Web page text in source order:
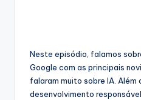
Neste episódio, falamos
Google com as principais
falaram muito sobre IA. Além
desenvolvimento